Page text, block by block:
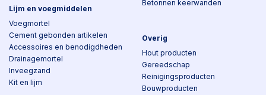
Lijm en voegmiddelen
Voegmortel
Cement gebonden artikelen
Accessoires en benodigdheden
Drainagemortel
Inveegzand
Kit en lijm
Betonnen keerwanden
Overig
Hout producten
Gereedschap
Reinigingsproducten
Bouwproducten